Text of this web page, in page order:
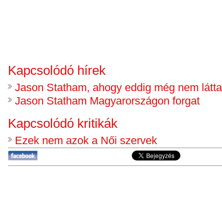
Kapcsolódó hírek
Jason Statham, ahogy eddig még nem
Jason Statham Magyarországon forgat
Kapcsolódó kritikák
Ezek nem azok a Női szervek